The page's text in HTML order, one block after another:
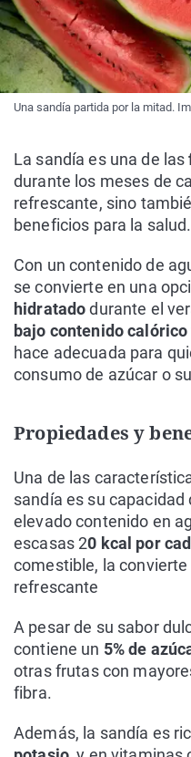
Una sandía partida por la mitad.
La sandía es una de las
durante los meses de
refrescante, sino
beneficios para la salud.
Con un contenido de
se convierte en una
hidratadodurante el
bajo contenido
hace adecuada para
consumo de azúcar o
Propiedades y
Una de las
sandía es su capacidad
elevado contenido en
escasas 20 kcal por
comestible, la
refrescante
A pesar de su sabor
contiene un 5% de
otras frutas con
fibra.
Además, la sandía es